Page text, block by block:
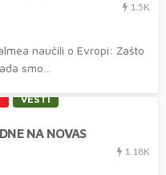
1.5K
naučili o Evropi: Zašto
smo...
VESTI
NA NOVAS
1.18K